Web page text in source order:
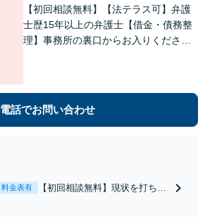
【初回相談無料】【法テラス可】弁護
士歴15年以上の弁護士【借金・債務整
理】事務所の裏口からお入りくださ
電話でお問い合わせ
料金表有
【初回相談無料】現状を打ち明